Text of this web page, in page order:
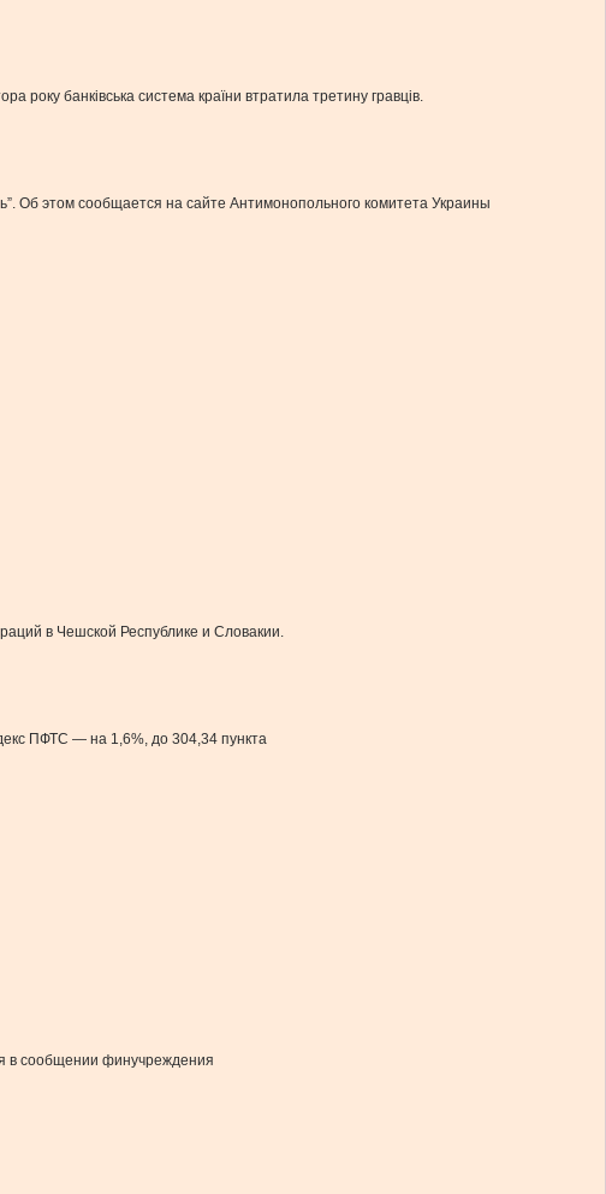
року банківська система країни втратила третину гравців.
Об этом сообщается на сайте Антимонопольного комитета Украины
в Чешской Республике и Словакии.
ПФТС — на 1,6%, до 304,34 пункта
в сообщении финучреждения